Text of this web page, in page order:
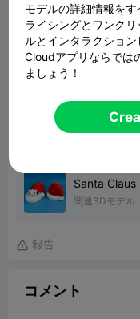
Santa
Ornament
関連3Dモデル
 報告
コメント
モデルの詳細情報を
ライシングとワンク
ルとインタラクショ
Cloudアプリならでは
ましょう！